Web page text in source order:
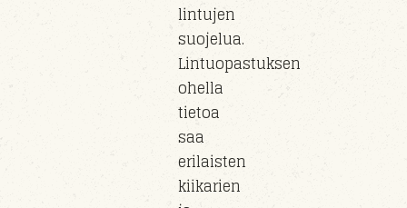
lintujen
suojelua.
Lintuopastuksen
ohella
tietoa
saa
erilaisten
kiikarien